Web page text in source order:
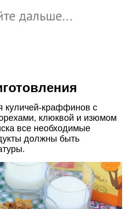
куличей-краффинов с
клюквой и изюмом
все необходимые
должны быть